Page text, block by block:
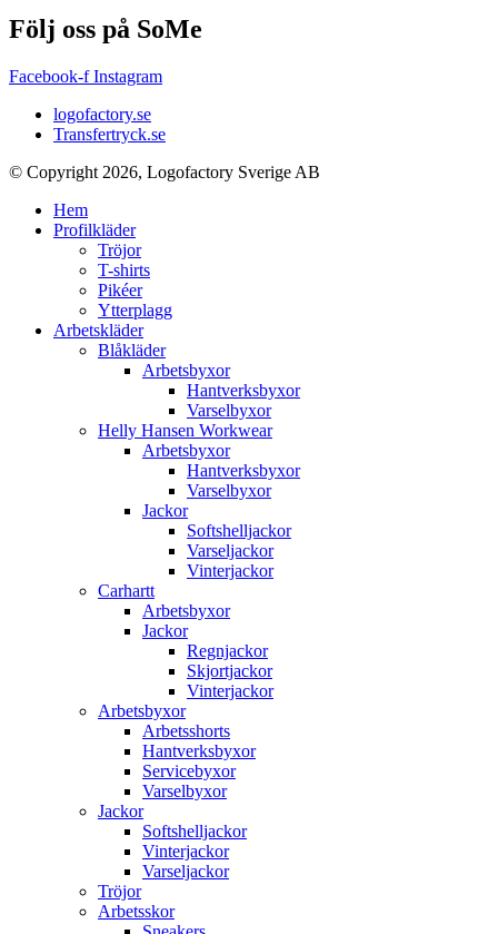
Följ oss på SoMe
Facebook-f Instagram
logofactory.se
Transfertryck.se
© Copyright 2026, Logofactory Sverige AB
Hem
Profilkläder
Tröjor
T-shirts
Pikéer
Ytterplagg
Arbetskläder
Blåkläder
Arbetsbyxor
Hantverksbyxor
Varselbyxor
Helly Hansen Workwear
Arbetsbyxor
Hantverksbyxor
Varselbyxor
Jackor
Softshelljackor
Varseljackor
Vinterjackor
Carhartt
Arbetsbyxor
Jackor
Regnjackor
Skjortjackor
Vinterjackor
Arbetsbyxor
Arbetsshorts
Hantverksbyxor
Servicebyxor
Varselbyxor
Jackor
Softshelljackor
Vinterjackor
Varseljackor
Tröjor
Arbetsskor